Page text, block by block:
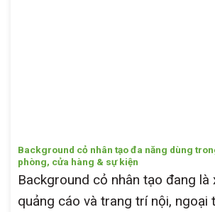
Background cỏ nhân tạo đa năng dùng
phòng, cửa hàng & sự kiện
Background cỏ nhân tạo đang là
quảng cáo và trang trí nội, ngoại